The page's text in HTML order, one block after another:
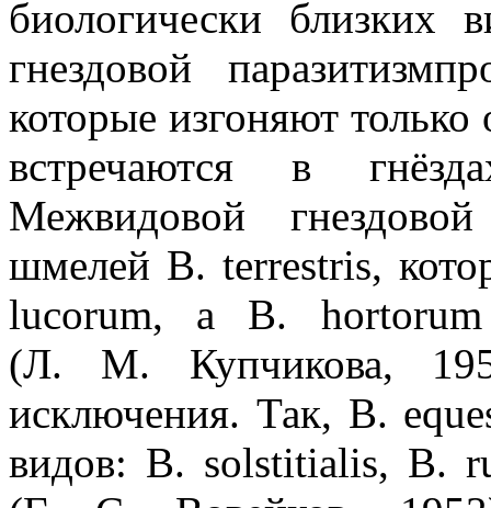
биологически близких
гнездовой
которые изгоняют только
встречаются в
Межвидовой
шмелей B. terrestris,
lucorum, а B.
(Л. М. Купчикова,
исключения. Так, B.
видов: B. solstitialis, B.